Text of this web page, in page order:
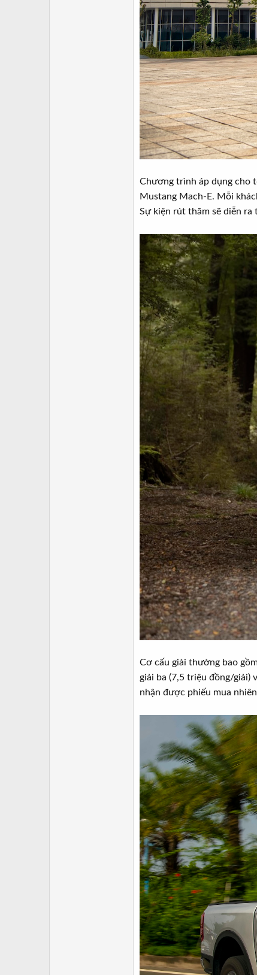
Chương trình áp dụng cho
Mustang Mach-E. Mỗi
Sự kiện rút thăm sẽ diễn
Cơ cấu giải thưởng bao
giải ba (7,5 triệu đồng/giải)
nhận được phiếu mua